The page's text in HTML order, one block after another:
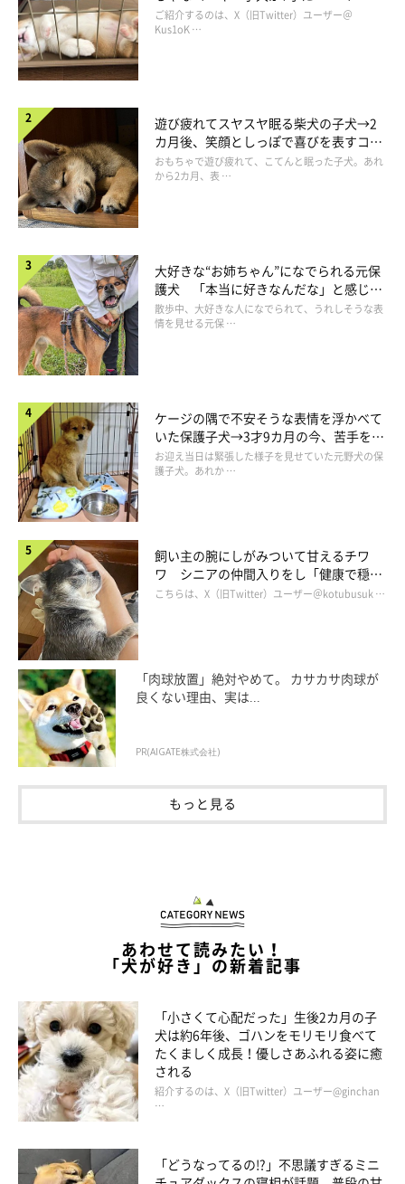
コ“コーギースマイル”が魅力のコに成
長！
ご紹介するのは、X（旧Twitter）ユーザー＠
Kus1oK …
遊び疲れてスヤスヤ眠る柴犬の子犬→2
カ月後、笑顔としっぽで喜びを表すコに
成長！
おもちゃで遊び疲れて、こてんと眠った子犬。あれ
から2カ月、表 …
大好きな“お姉ちゃん”になでられる元保
護犬 「本当に好きなんだな」と感じる
表情にほっこり
散歩中、大好きな人になでられて、うれしそうな表
情を見せる元保 …
ケージの隅で不安そうな表情を浮かべて
いた保護子犬→3才9カ月の今、苦手を克
服し頼もしいコに成長！
お迎え当日は緊張した様子を見せていた元野犬の保
護子犬。あれか …
飼い主の腕にしがみついて甘えるチワ
ワ シニアの仲間入りをし「健康で穏や
かな暮らしが続いてほしい」と願う
こちらは、X（旧Twitter）ユーザー＠kotubusuk …
「肉球放置」絶対やめて。 カサカサ肉球が
良くない理由、実は...
PR(AIGATE株式会社)
もっと見る
あわせて読みたい！
「犬が好き」の新着記事
「小さくて心配だった」生後2カ月の子
犬は約6年後、ゴハンをモリモリ食べて
たくましく成長！優しさあふれる姿に癒
される
紹介するのは、X（旧Twitter）ユーザー@ginchan
…
「どうなってるの!?」不思議すぎるミニ